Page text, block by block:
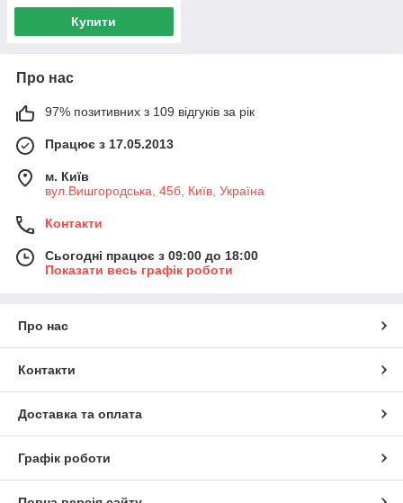
Купити
Про нас
97% позитивних з 109 відгуків за рік
Працює з 17.05.2013
м. Київ
вул.Вишгородська, 45б, Київ, Україна
Контакти
Сьогодні працює з 09:00 до 18:00
Показати весь графік роботи
Про нас
Контакти
Доставка та оплата
Графік роботи